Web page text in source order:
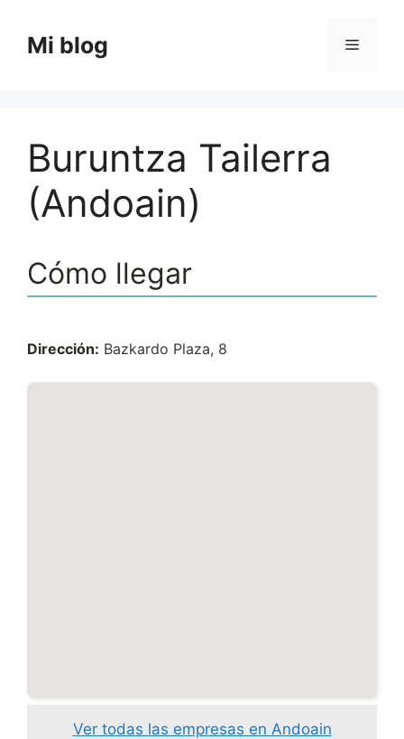
contenido
Mi blog Menú
Buruntza Tailerra
(Andoain)
Cómo llegar
Dirección: Bazkardo Plaza, 8
Ver todas las empresas en Andoain